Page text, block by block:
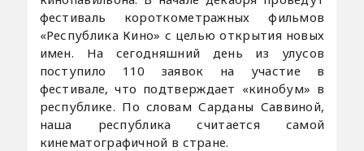
фестиваль короткометражных фильмов
«Республика Кино» с целью открытия новых
имен. На сегодняшний день из улусов
поступило 110 заявок на участие в
фестивале, что подтверждает «кинобум» в
республике. По словам Сарданы Саввиной,
наша республика считается самой
кинематографичной в стране.